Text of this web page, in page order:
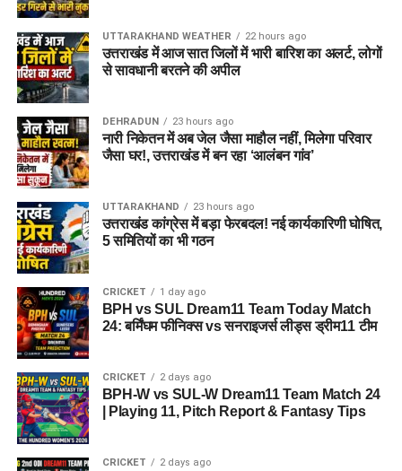
अपील की है कि वे यात्रा शुरू करने से पहले मौसम विभाग और प्रशासन की
ताजा एडवाइजरी जरूर देखें। जब तक मौसम अनुकूल नहीं हो जाता, तब
तक अनावश्यक यात्रा से बचें और केवल आधिकारिक सूचना के आधार पर
ही आगे की योजना बनाएं।
UTTARAKHAND WEATHER 22 hours ago
उत्तराखंड में आज सात जिलों में भारी बारिश का अलर्ट, लोगों
से सावधानी बरतने की अपील
DEHRADUN 23 hours ago
नारी निकेतन में अब जेल जैसा माहौल नहीं, मिलेगा परिवार
जैसा घर!, उत्तराखंड में बन रहा ‘आलंबन गांव’
UTTARAKHAND 23 hours ago
उत्तराखंड कांग्रेस में बड़ा फेरबदल! नई कार्यकारिणी घोषित,
5 समितियों का भी गठन
CRICKET 1 day ago
BPH vs SUL Dream11 Team Today Match
24: बर्मिंघम फीनिक्स vs सनराइजर्स लीड्स ड्रीम11 टीम
CRICKET 2 days ago
BPH-W vs SUL-W Dream11 Team Match 24
| Playing 11, Pitch Report & Fantasy Tips
CRICKET 2 days ago